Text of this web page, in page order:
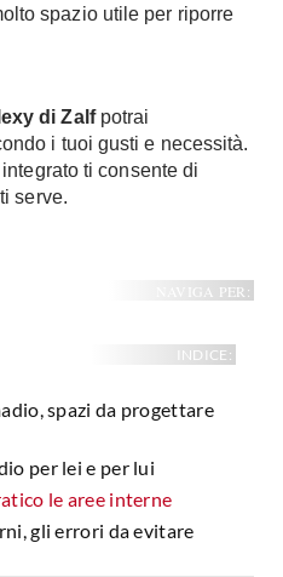
spazio utile per riporre
di Zalf potrai
i tuoi gusti e necessità.
ti consente di
serve.
NAVIGA PER:
INDICE:
spazi da progettare
per lei e per lui
le aree interne
gli errori da evitare